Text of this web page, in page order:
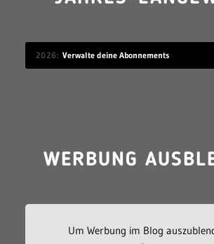
2026 Verwalte deine Abonnements
WERBUNG
Um Werbung im Blog